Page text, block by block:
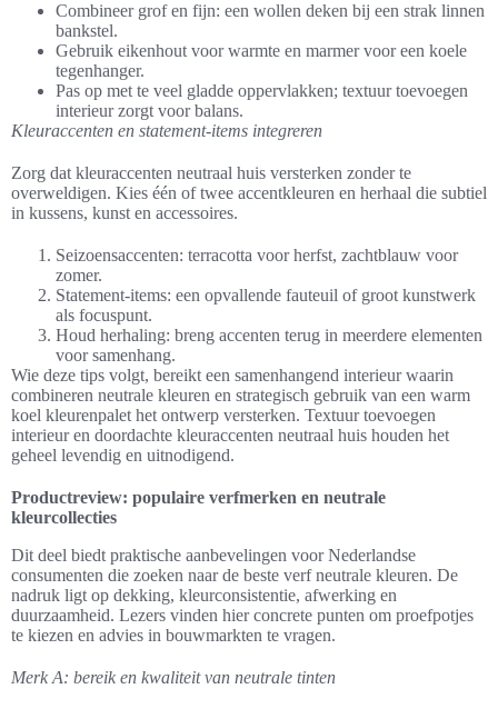
Combineer grof en fijn: een wollen deken bij een strak linnen
bankstel.
Gebruik eikenhout voor warmte en marmer voor een koele
tegenhanger.
Pas op met te veel gladde oppervlakken; textuur toevoegen
interieur zorgt voor balans.
Kleuraccenten en statement-items integreren
Zorg dat kleuraccenten neutraal huis versterken zonder te
overweldigen. Kies één of twee accentkleuren en herhaal die subtiel
in kussens, kunst en accessoires.
Seizoensaccenten: terracotta voor herfst, zachtblauw voor
zomer.
Statement-items: een opvallende fauteuil of groot kunstwerk
als focuspunt.
Houd herhaling: breng accenten terug in meerdere elementen
voor samenhang.
Wie deze tips volgt, bereikt een samenhangend interieur waarin
combineren neutrale kleuren en strategisch gebruik van een warm
koel kleurenpalet het ontwerp versterken. Textuur toevoegen
interieur en doordachte kleuraccenten neutraal huis houden het
geheel levendig en uitnodigend.
Productreview: populaire verfmerken en neutrale
kleurcollecties
Dit deel biedt praktische aanbevelingen voor Nederlandse
consumenten die zoeken naar de beste verf neutrale kleuren. De
nadruk ligt op dekking, kleurconsistentie, afwerking en
duurzaamheid. Lezers vinden hier concrete punten om proefpotjes
te kiezen en advies in bouwmarkten te vragen.
Merk A: bereik en kwaliteit van neutrale tinten